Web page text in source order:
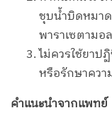
ชุบน้ำบิดหมา
พาราเซตามอ
ไม่ควรใช้ยาป
หรือรักษาควา
คำแนะนำจากแพทย์